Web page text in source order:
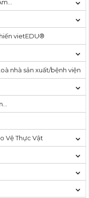
vietEDU®
nhà sản xuất/bệnh viện
Vệ Thực Vật